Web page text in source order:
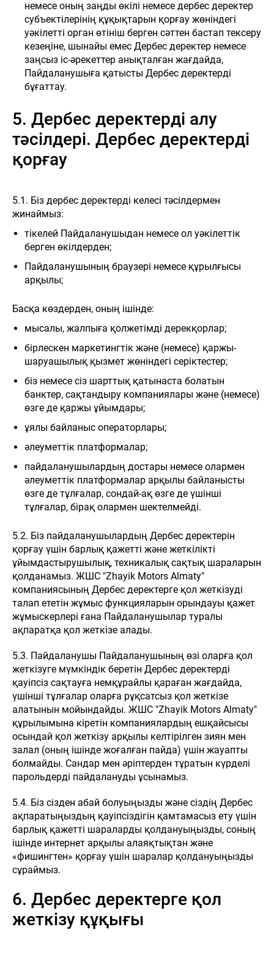
ЖАҢАЛЫҚТАР БАЙЛАНЫСТАР
8 (700) 404
00 74
немесе оның заңды өкілі немесе дербес деректер
субъектілерінің құқықтарын қорғау жөніндегі
уәкілетті орган өтініш берген сәттен бастап тексеру
кезеңіне, шынайы емес Дербес деректер немесе
заңсыз іс-әрекеттер анықталған жағдайда,
Пайдаланушыға қатысты Дербес деректерді
бұғаттау.
5. Дербес деректерді алу
тәсілдері. Дербес деректерді
қорғау
5.1. Біз дербес деректерді келесі тәсілдермен
жинаймыз:
тікелей Пайдаланушыдан немесе ол уәкілеттік
берген өкілдерден;
Пайдаланушының браузері немесе құрылғысы
арқылы;
Басқа көздерден, оның ішінде:
мысалы, жалпыға қолжетімді дерекқорлар;
бірлескен маркетингтік және (немесе) қаржы-
шаруашылық қызмет жөніндегі серіктестер;
біз немесе сіз шарттық қатынаста болатын
банктер, сақтандыру компаниялары және (немесе)
өзге де қаржы ұйымдары;
ұялы байланыс операторлары;
әлеуметтік платформалар;
пайдаланушылардың достары немесе олармен
әлеуметтік платформалар арқылы байланысты
өзге де тұлғалар, сондай-ақ өзге де үшінші
тұлғалар, бірақ олармен шектелмейді.
5.2. Біз пайдаланушылардың Дербес деректерін
қорғау үшін барлық қажетті және жеткілікті
ұйымдастырушылық, техникалық сақтық шараларын
қолданамыз. ЖШС "Zhayik Motors Almaty"
компаниясының Дербес деректерге қол жеткізуді
талап ететін жұмыс функцияларын орындауы қажет
жұмыскерлері ғана Пайдаланушылар туралы
ақпаратқа қол жеткізе алады.
5.3. Пайдаланушы Пайдаланушының өзі оларға қол
жеткізуге мүмкіндік беретін Дербес деректерді
қауіпсіз сақтауға немқұрайлы қараған жағдайда,
үшінші тұлғалар оларға рұқсатсыз қол жеткізе
алатынын мойындайды. ЖШС "Zhayik Motors Almaty"
құрылымына кіретін компаниялардың ешқайсысы
осындай қол жеткізу арқылы келтірілген зиян мен
залал (оның ішінде жоғалған пайда) үшін жауапты
болмайды. Сандар мен әріптерден тұратын күрделі
парольдерді пайдалануды ұсынамыз.
5.4. Біз сізден абай болуыңызды және сіздің Дербес
ақпаратыңыздың қауіпсіздігін қамтамасыз ету үшін
барлық қажетті шараларды қолдануыңызды, соның
ішінде интернет арқылы алаяқтықтан және
«фишингтен» қорғау үшін шаралар қолдануыңызды
сұраймыз.
6. Дербес деректерге қол
жеткізу құқығы